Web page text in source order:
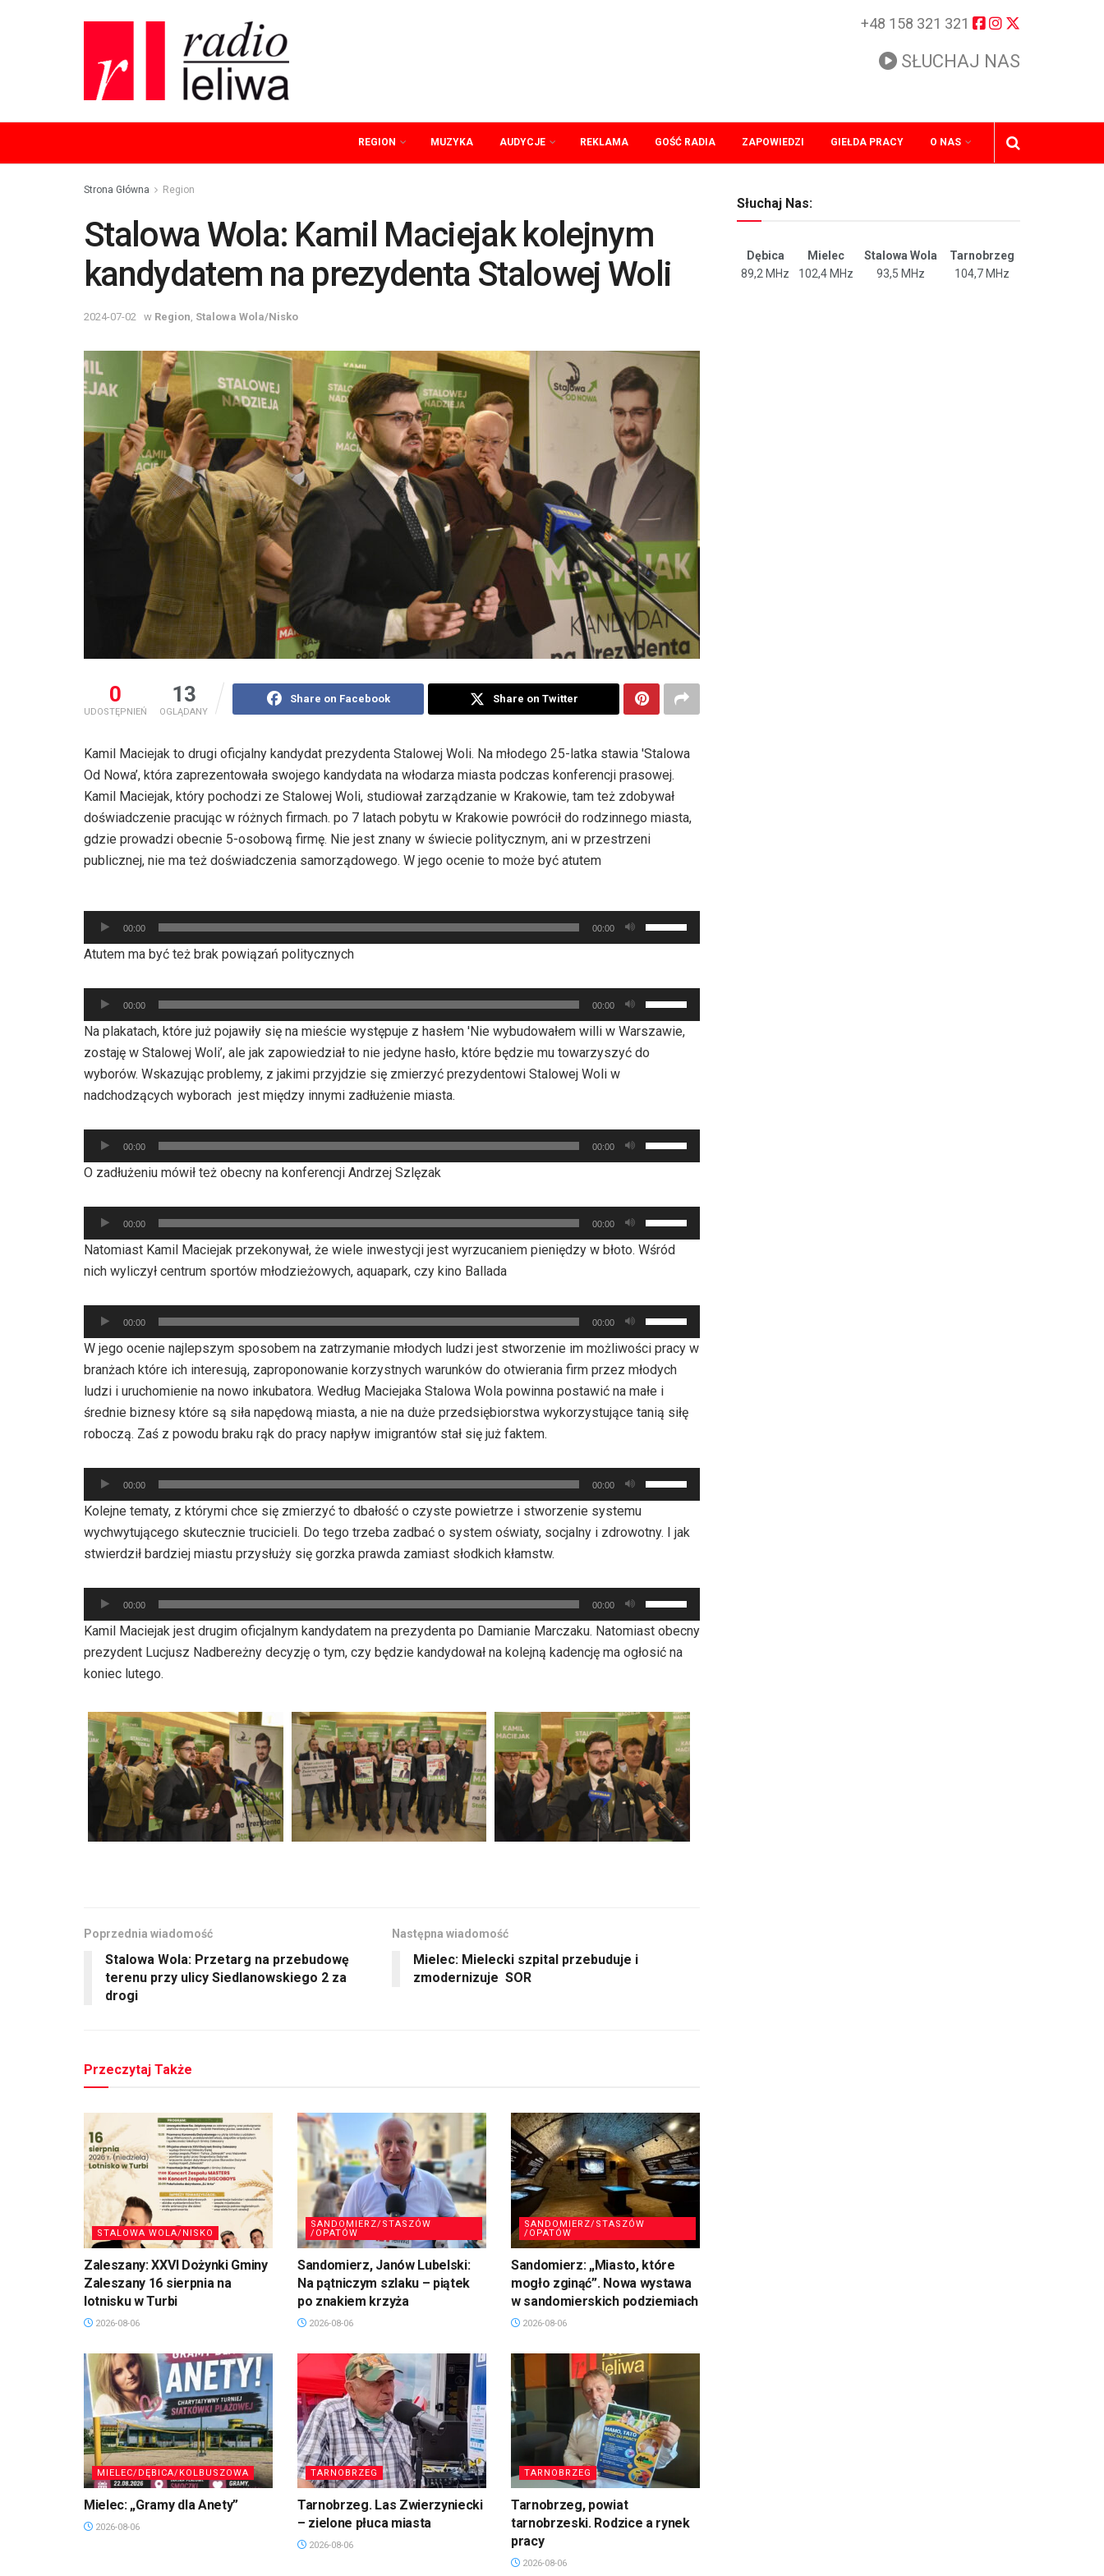
+48 158 321 321
SŁUCHAJ NAS
REGION MUZYKA AUDYCJE REKLAMA GOŚĆ RADIA ZAPOWIEDZI GIEŁDA PRACY O NAS
Strona Główna Region
Stalowa Wola: Kamil Maciejak kolejnym
kandydatem na prezydenta Stalowej Woli
2024-07-02 w Region Stalowa Wola/Nisko
0
UDOSTĘPNIEŃ
13
OGLĄDANY
Share on Facebook Share on Twitter
Kamil Maciejak to drugi oficjalny kandydat prezydenta Stalowej Woli. Na młodego 25-latka stawia 'Stalowa
Od Nowa’, która zaprezentowała swojego kandydata na włodarza miasta podczas konferencji prasowej.
Kamil Maciejak, który pochodzi ze Stalowej Woli, studiował zarządzanie w Krakowie, tam też zdobywał
doświadczenie pracując w różnych firmach. po 7 latach pobytu w Krakowie powrócił do rodzinnego miasta,
gdzie prowadzi obecnie 5-osobową firmę. Nie jest znany w świecie politycznym, ani w przestrzeni
publicznej, nie ma też doświadczenia samorządowego. W jego ocenie to może być atutem
plików
dźwiękowych
00:00 00:00
strzałek
oraz
do
dołu
zmniejszyć
Atutem ma być też brak powiązań politycznych
Odtwarzacz
plików
dźwiękowych
00:00 00:00
strzałek
do
góry
aby
zmniejszyć
Na plakatach, które już pojawiły się na mieście występuje z hasłem 'Nie wybudowałem willi w Warszawie,
zostaję w Stalowej Woli’, ale jak zapowiedział to nie jedyne hasło, które będzie mu towarzyszyć do
wyborów. Wskazując problemy, z jakimi przyjdzie się zmierzyć prezydentowi Stalowej Woli w
nadchodzących wyborach jest między innymi zadłużenie miasta.
Odtwarzacz
plików
dźwiękowych
00:00 00:00
strzałek
oraz
do
zwiększyć
zmniejszyć
głośność.
O zadłużeniu mówił też obecny na konferencji Andrzej Szlęzak
Odtwarzacz
plików
dźwiękowych
00:00 00:00
strzałek
do
do
dołu
aby
zwiększyć
lub
Natomiast Kamil Maciejak przekonywał, że wiele inwestycji jest wyrzucaniem pieniędzy w błoto. Wśród
nich wyliczył centrum sportów młodzieżowych, aquapark, czy kino Ballada
Odtwarzacz
plików
dźwiękowych
00:00 00:00
strzałek
do
góry
oraz
do
zwiększyć
zmniejszyć
W jego ocenie najlepszym sposobem na zatrzymanie młodych ludzi jest stworzenie im możliwości pracy w
branżach które ich interesują, zaproponowanie korzystnych warunków do otwierania firm przez młodych
ludzi i uruchomienie na nowo inkubatora. Według Maciejaka Stalowa Wola powinna postawić na małe i
średnie biznesy które są siła napędową miasta, a nie na duże przedsiębiorstwa wykorzystujące tanią siłę
roboczą. Zaś z powodu braku rąk do pracy napływ imigrantów stał się już faktem.
Odtwarzacz
plików
dźwiękowych
00:00 00:00
strzałek
góry
dołu
aby
zwiększyć
głośność.
Kolejne tematy, z którymi chce się zmierzyć to dbałość o czyste powietrze i stworzenie systemu
wychwytującego skutecznie trucicieli. Do tego trzeba zadbać o system oświaty, socjalny i zdrowotny. I jak
stwierdził bardziej miastu przysłuży się gorzka prawda zamiast słodkich kłamstw.
Odtwarzacz
plików
dźwiękowych
00:00 00:00
strzałek
do
góry
dołu
aby
zwiększyć
lub
zmniejszyć
głośność.
Kamil Maciejak jest drugim oficjalnym kandydatem na prezydenta po Damianie Marczaku. Natomiast obecny
prezydent Lucjusz Nadbereżny decyzję o tym, czy będzie kandydował na kolejną kadencję ma ogłosić na
koniec lutego.
Poprzednia wiadomość
Stalowa Wola: Przetarg na przebudowę
terenu przy ulicy Siedlanowskiego 2 za
drogi
Następna wiadomość
Mielec: Mielecki szpital przebuduje i
zmodernizuje SOR
Przeczytaj Także
STALOWA WOLA/NISKO
Zaleszany: XXVI Dożynki Gminy
Zaleszany 16 sierpnia na
lotnisku w Turbi
2026-08-06
SANDOMIERZ/STASZÓW
/OPATÓW
Sandomierz, Janów Lubelski:
Na pątniczym szlaku – piątek
po znakiem krzyża
2026-08-06
SANDOMIERZ/STASZÓW
/OPATÓW
Sandomierz: „Miasto, które
mogło zginąć”. Nowa wystawa
w sandomierskich podziemiach
2026-08-06
MIELEC/DĘBICA/KOLBUSZOWA
Mielec: „Gramy dla Anety”
2026-08-06
TARNOBRZEG
Tarnobrzeg. Las Zwierzyniecki
– zielone płuca miasta
2026-08-06
TARNOBRZEG
Tarnobrzeg, powiat
tarnobrzeski. Rodzice a rynek
pracy
2026-08-06
Słuchaj Nas:
Dębica Mielec Stalowa Wola
Tarnobrzeg
89,2 MHz
102,4 MHz 93,5 MHz 104,7 MHz